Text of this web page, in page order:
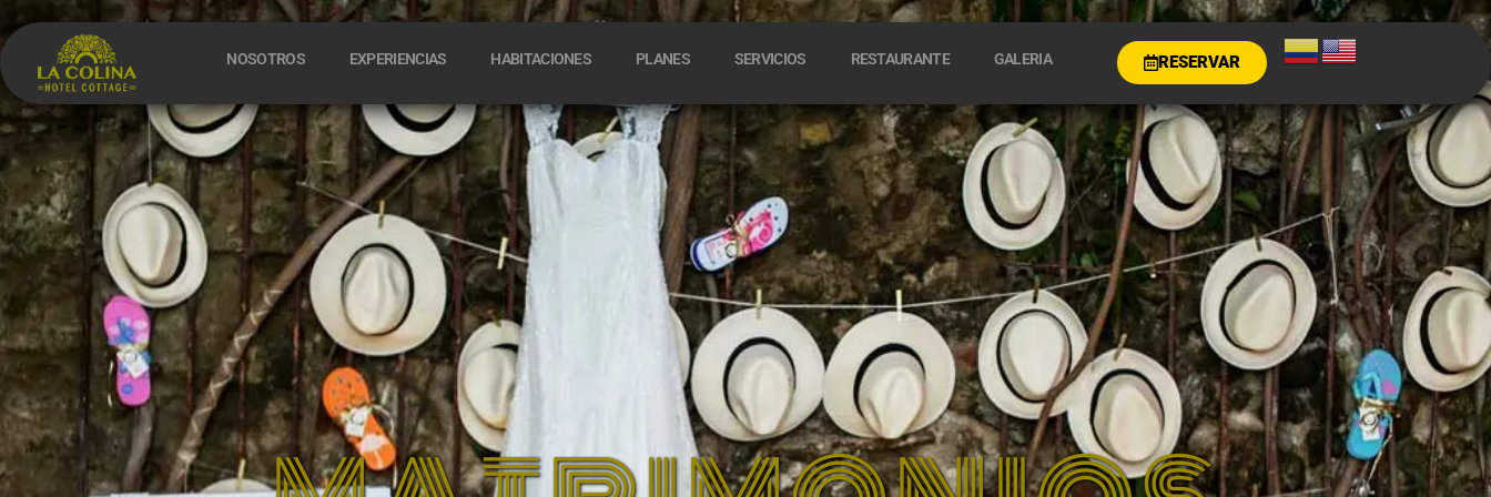
NOSOTROS EXPERIENCIAS HABITACIONES PLANES SERVICIOS RESTAURANTE GALERIA RESERVAR